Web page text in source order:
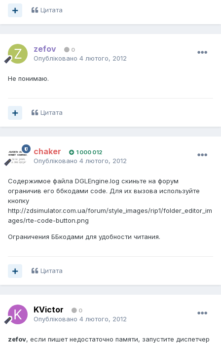
Цитата
zefov 0
Опубліковано 4 лютого, 2012
Не понимаю.
Цитата
chaker 1 000 012
Опубліковано 4 лютого, 2012
Содержимое файла DGLEngine.log скиньте на форум
ограничив его ббкодами code. Для их вызова используйте
кнопку
http://zdsimulator.com.ua/forum/style_images/rip1/folder_editor_im
ages/rte-code-button.png
Ограничения ББкодами для удобности читания.
Цитата
KVictor 0
Опубліковано 4 лютого, 2012
zefov, если пишет недостаточно памяти, запустите диспетчер